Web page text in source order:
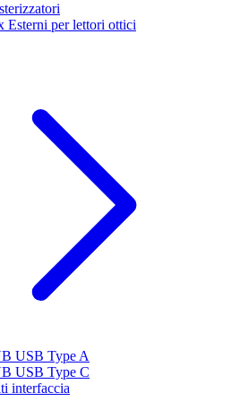
Esterni per lettori ottici
USB Type A
USB Type C
interfaccia